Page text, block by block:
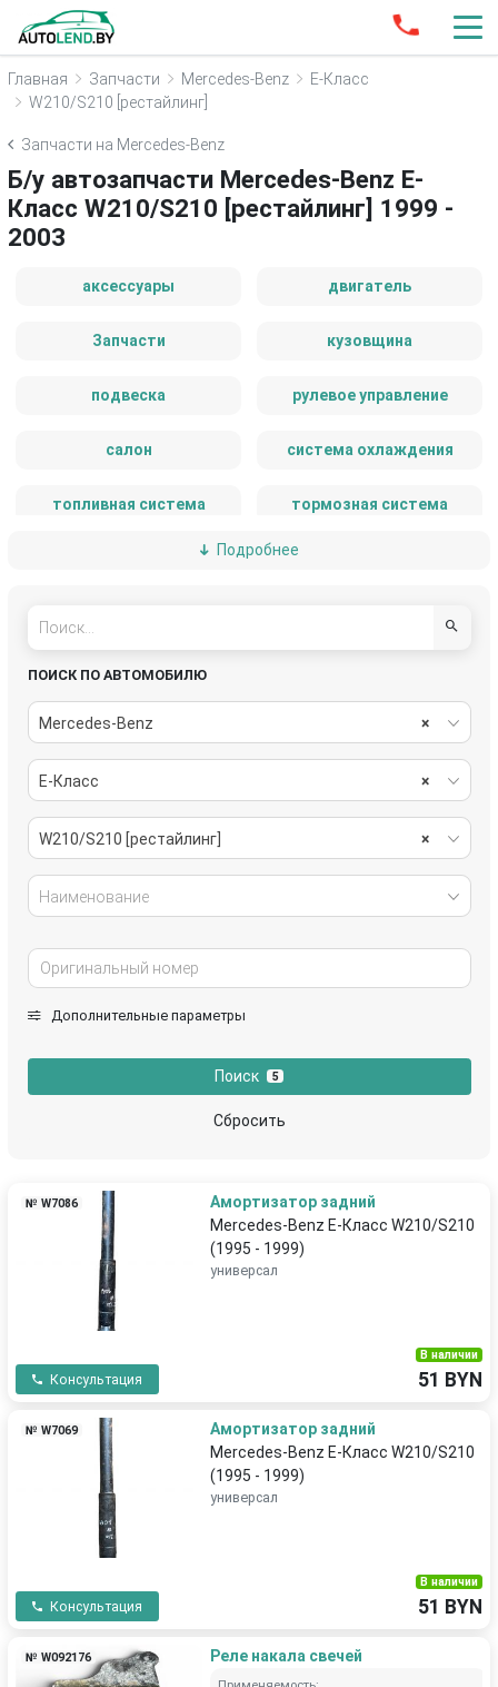
Главная Запчасти Mercedes-Benz
E-Класс
W210/S210 [рестайлинг]
Запчасти на Mercedes-Benz
Б/у автозапчасти Mercedes-Benz E-
Класс W210/S210 [рестайлинг] 1999 -
2003
аксессуары двигатель
Запчасти кузовщина
подвеска рулевое управление
салон система охлаждения
топливная система тормозная система
Подробнее
ПОИСК ПО АВТОМОБИЛЮ
×
Mercedes-Benz
×
E-Класс
×
W210/S210 [рестайлинг]
Наименование
Дополнительные параметры
Поиск 5
Сбросить
№ W7086
Амортизатор задний
Mercedes-Benz E-Класс W210/S210
(1995 - 1999)
универсал
Консультация
В наличии
51 BYN
№ W7069
Амортизатор задний
Mercedes-Benz E-Класс W210/S210
(1995 - 1999)
универсал
Консультация
В наличии
51 BYN
№ W092176 Реле накала свечей